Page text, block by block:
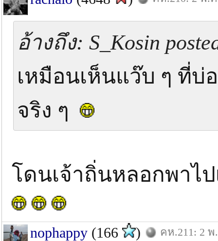
อ้างถึง: S_Kosin
เหมือนเห็นแว๊บ ๆ ที่บ่
จริง ๆ
โดนเจ้าถิ่นหลอกพาไ
nophappy (166 ) คห.211: 2 พ